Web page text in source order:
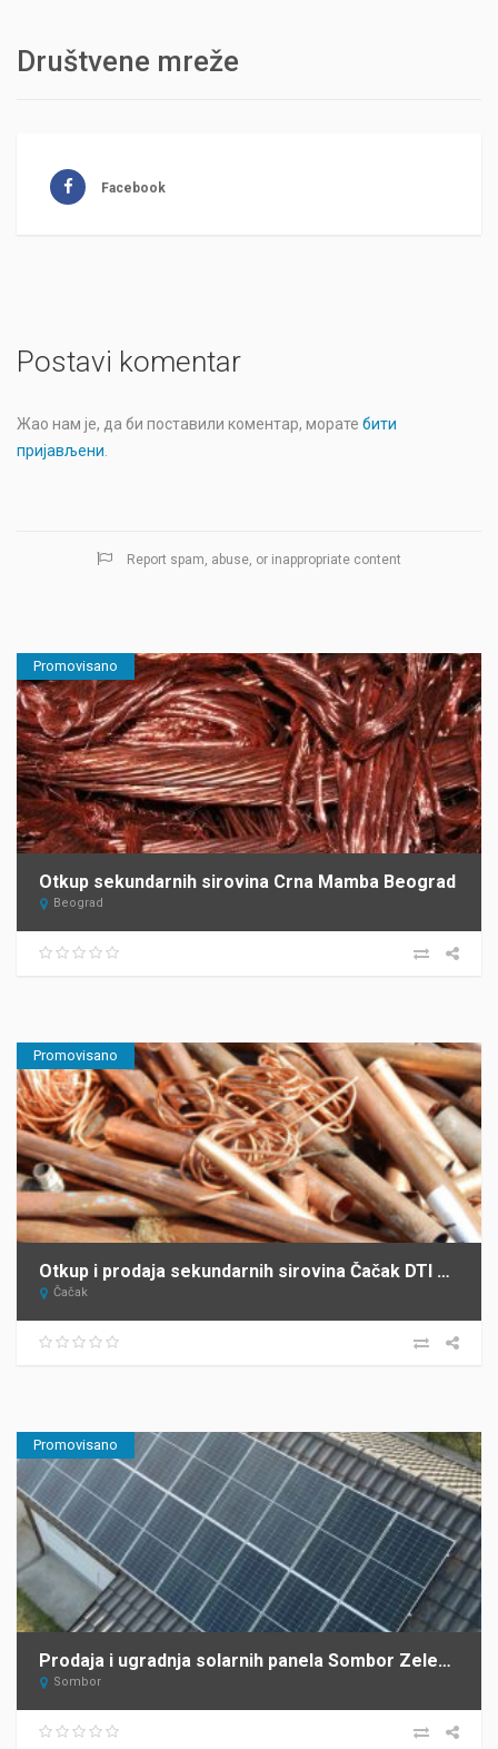
Društvene mreže
Facebook
Postavi komentar
Жао нам је, да би поставили коментар, морате бити
пријављени.
Report spam, abuse, or inappropriate content
Promovisano
Otkup sekundarnih sirovina Crna Mamba Beograd
Beograd
Promovisano
Otkup i prodaja sekundarnih sirovina Čačak DTI DOO
Čačak
Promovisano
Prodaja i ugradnja solarnih panela Sombor Zelena Energija
Sombor